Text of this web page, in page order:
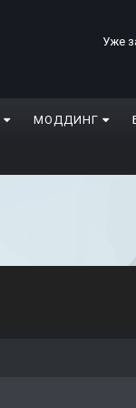
Уже
МОДДИНГ